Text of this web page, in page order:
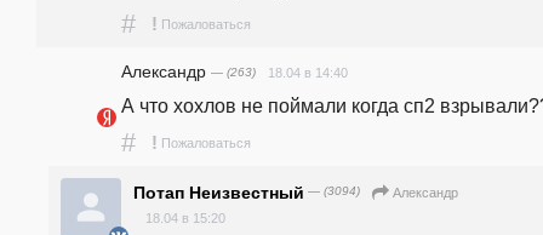
# ! Пожаловаться
Александр — (263) 18.04 в 14:40
А что хохлов не поймали когда сп2
# ! Пожаловаться
Потап Неизвестный — (3094)
Александр
18.04 в 15:20